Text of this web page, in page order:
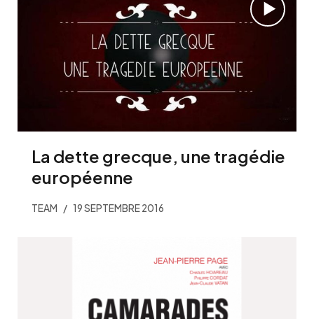
La dette grecque, une tragédie
européenne
TEAM 19 SEPTEMBRE 2016